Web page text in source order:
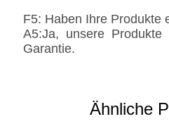
F5: Haben Ihre Produkte
A5:Ja, unsere
Garantie.
Ähnliche